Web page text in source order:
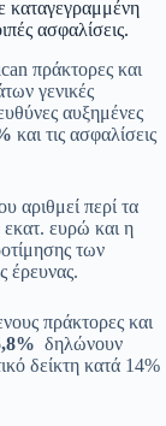
καταγεγραμμένη
ασφαλίσεις.
πράκτορες και
γενικές
αυξημένες
και τις ασφαλίσεις
αριθμεί περί τα
εκατ. ευρώ και η
των
έρευνας.
πράκτορες και
δηλώνουν
δείκτη κατά 14%